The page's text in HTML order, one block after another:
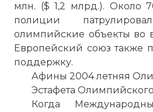
млн. ($ 1,2 млрд.). Около
полиции
олимпийские объекты во
Европейский союз также
поддержку.
Афины 2004 летняя
Эстафета
Когда